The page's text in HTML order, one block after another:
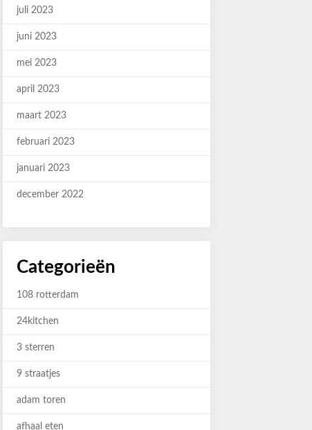
juli 2023
juni 2023
mei 2023
april 2023
maart 2023
februari 2023
januari 2023
december 2022
Categorieën
108 rotterdam
24kitchen
3 sterren
9 straatjes
adam toren
afhaal eten